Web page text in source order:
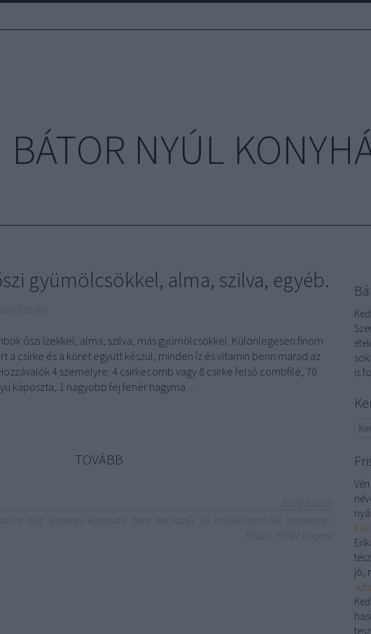
BÁTOR NYÚL
gyümölcsökkel, alma, szilva, egyéb.
őszi ízekkel, alma, szilva, más gyümölcsökkel. Különlegesen finom
a csirke és a köret együtt készül, minden íz és vitamin benn marad az
4 személyre: 4 csirkecomb vagy 8 csirke felső combfilé, 70
káposzta, 1 nagyobb fej fehér hagyma…
TOVÁBB
is
jó,